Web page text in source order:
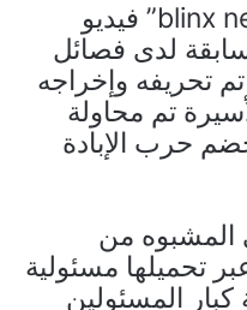
من ذلك نشر منصة “blinx news” فيديو
لدى فصائل
تحريفه وإخراجه
تم محاولة
حرب الإبادة
المشبوه من
تحميلها مسئولية
المسئولين